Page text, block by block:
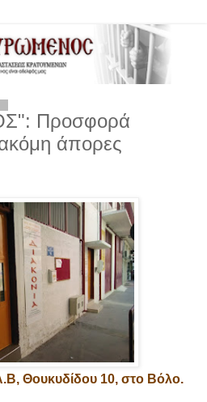
Προσφορά
άπορες
Θουκυδίδου 10, στο Βόλο.